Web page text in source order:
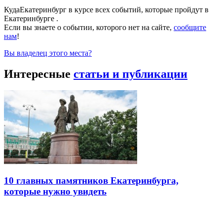
КудаЕкатеринбург в курсе всех событий, которые пройдут в
Екатеринбурге .
Если вы знаете о событии, которого нет на сайте, сообщите
нам!
Вы владелец этого места?
Интересные статьи и публикации
10 главных памятников Екатеринбурга,
которые нужно увидеть